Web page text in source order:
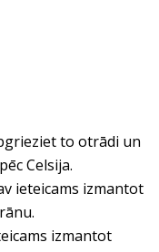
to otrādi un
Celsija.
ieteicams izmantot
izmantot